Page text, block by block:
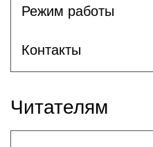
Режим работы
Контакты
Читателям